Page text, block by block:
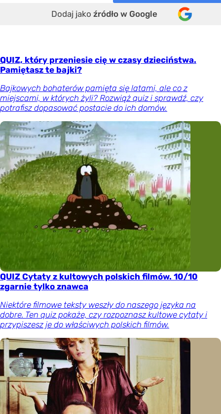
Dodaj jako źródło w Google
QUIZ, który przeniesie cię w czasy dzieciństwa.
Pamiętasz te bajki?
Bajkowych bohaterów pamięta się latami, ale co z
miejscami, w których żyli? Rozwiąż quiz i sprawdź, czy
potrafisz dopasować postacie do ich domów.
QUIZ Cytaty z kultowych polskich filmów. 10/10
zgarnie tylko znawca
Niektóre filmowe teksty weszły do naszego języka na
dobre. Ten quiz pokaże, czy rozpoznasz kultowe cytaty i
przypiszesz je do właściwych polskich filmów.